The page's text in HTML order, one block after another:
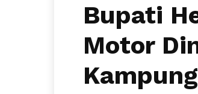
Bupati
Motor
Kampung